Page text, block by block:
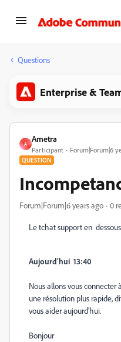
Questions
Enterprise &
A
Ametra
Participant Forum|Forum|6
QUESTION
Forum|Forum|6 years ago 0
Le tchat support en
Aujourd’hui 13:40
Nous allons vous connecter
une résolution plus rapide,
vous aider aujourd’hui.
Bonjour